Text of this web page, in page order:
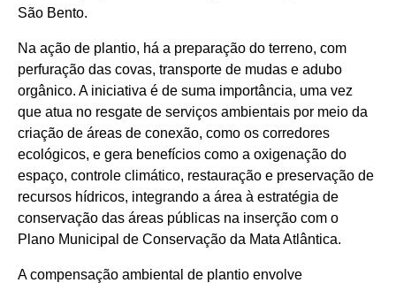
São Bento.
Na ação de plantio, há a preparação do terreno, com
perfuração das covas, transporte de mudas e adubo
orgânico. A iniciativa é de suma importância, uma vez
que atua no resgate de serviços ambientais por meio da
criação de áreas de conexão, como os corredores
ecológicos, e gera benefícios como a oxigenação do
espaço, controle climático, restauração e preservação de
recursos hídricos, integrando a área à estratégia de
conservação das áreas públicas na inserção com o
Plano Municipal de Conservação da Mata Atlântica.
A compensação ambiental de plantio envolve